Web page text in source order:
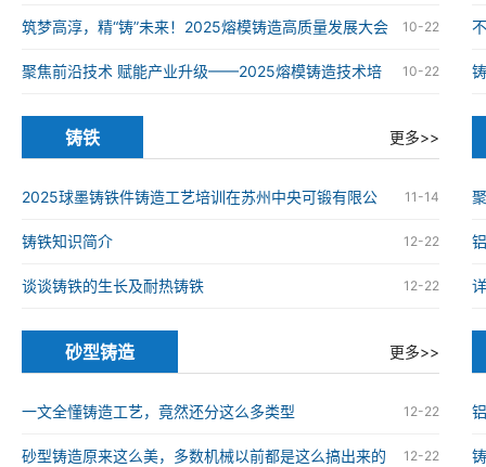
铸造高质量发展大会在南京举办 10-22
筑梦高淳，精“铸”未来！2025熔模铸造高质量发展大会
在南京高淳成功举办 10-22
聚焦前沿技术 赋能产业升级——2025熔模铸造技术培
训班在南京高淳成功举办
铸铁 更多>>
11-14
2025球墨铸铁件铸造工艺培训在苏州中央可锻有限公
司成功举办 12-22
铸铁知识简介
12-22
谈谈铸铁的生长及耐热铸铁
砂型铸造 更多>>
12-22
一文全懂铸造工艺，竟然还分这么多类型
12-22
砂型铸造原来这么美，多数机械以前都是这么搞出来的